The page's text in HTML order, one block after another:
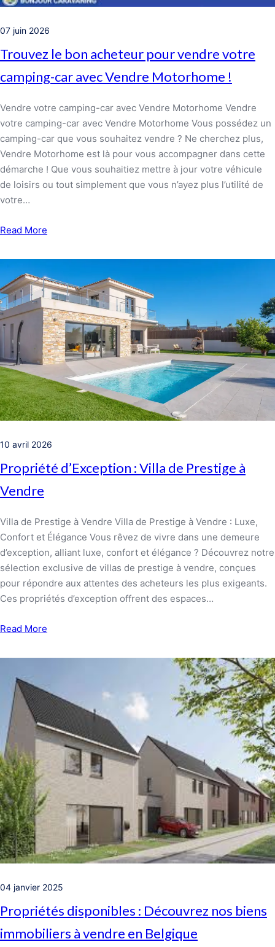
07 juin 2026
Trouvez le bon acheteur pour vendre votre
camping-car avec Vendre Motorhome !
Vendre votre camping-car avec Vendre Motorhome Vendre
votre camping-car avec Vendre Motorhome Vous possédez un
camping-car que vous souhaitez vendre ? Ne cherchez plus,
Vendre Motorhome est là pour vous accompagner dans cette
démarche ! Que vous souhaitiez mettre à jour votre véhicule
de loisirs ou tout simplement que vous n’ayez plus l’utilité de
votre…
Read More
10 avril 2026
Propriété d’Exception : Villa de Prestige à
Vendre
Villa de Prestige à Vendre Villa de Prestige à Vendre : Luxe,
Confort et Élégance Vous rêvez de vivre dans une demeure
d’exception, alliant luxe, confort et élégance ? Découvrez notre
sélection exclusive de villas de prestige à vendre, conçues
pour répondre aux attentes des acheteurs les plus exigeants.
Ces propriétés d’exception offrent des espaces…
Read More
04 janvier 2025
Propriétés disponibles : Découvrez nos biens
immobiliers à vendre en Belgique